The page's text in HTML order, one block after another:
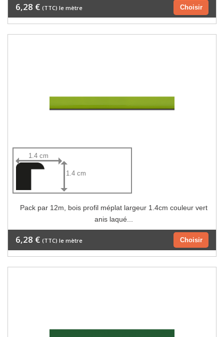
Choisir
6,28 € (TTC) le mètre
1.4 cm
1.4 cm
Pack par 12m, bois profil méplat largeur 1.4cm couleur vert
anis laqué...
Choisir
6,28 € (TTC) le mètre